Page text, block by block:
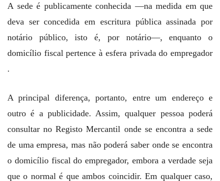
A sede é publicamente conhecida —na medida em que
deva ser concedida em escritura pública assinada por
notário público, isto é, por notário—, enquanto o
domicílio fiscal pertence à esfera privada do empregador
.
A principal diferença, portanto, entre um endereço e
outro é a publicidade. Assim, qualquer pessoa poderá
consultar no Registo Mercantil onde se encontra a sede
de uma empresa, mas não poderá saber onde se encontra
o domicílio fiscal do empregador, embora a verdade seja
que o normal é que ambos coincidir. Em qualquer caso,